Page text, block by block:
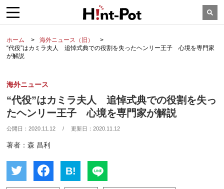
ホーム
海外ニュース（旧）
“代役”はカミラ夫人 追悼式典での役割を失ったヘンリー王子 心境を専門家
が解説
海外ニュース
“代役”はカミラ夫人 追悼式典での役割を失っ
たヘンリー王子 心境を専門家が解説
公開日：2020.11.12 / 更新日：2020.11.12
著者：森 昌利
B!